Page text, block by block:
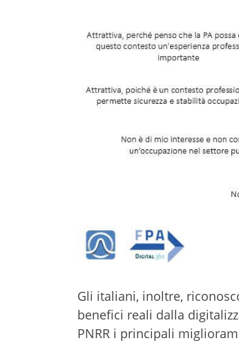
Gli italiani, inoltre,
benefici reali dalla
PNRR i principali